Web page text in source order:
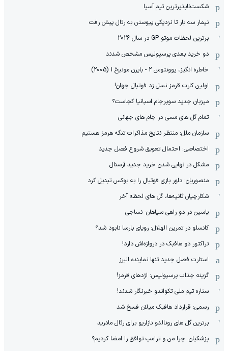
شکست‌ناپذیرترین تیم آسیا
نیمار سه بار تا نزدیکی پیوستن به رئال پیش رفت
برترین لحظات موتو GP در سال 2026
دو خرید بعدی پرسپولیس مشخص شدند
خاطره انگیز، یوونتوس 2 - بایرن مونیخ 1 (2005)
اولین کارت قرمز نسل زد فوتبال جهان!
میزبان جدید سوپرجام اسپانیا کجاست؟
تمام گل های مسی در جام های جهانی
سازمان ملل: منتظر نتایج مذاکرات تنگه هرمز هستیم
اختصاصی: احتمال تعویق شروع فصل جدید
مشکل در نهایی شدن خرید جدید آرسنال
منصوریان: داور بازی فوتبال را به بوکس تبدیل کرد
شکارچیان ثانیه‌ها، گل های لحظه آخر
یاسین در دو راهی سپاهان- نساجی
کانسلو در تمرین الهلال: رویای بارسا نابود شد؟
تراکتور دو هافبک در دروازه‌اش دارد!
استارت فصل جدید تنها نماینده البرز
گزینه جذاب پرسپولیس: اژدهای قرمز!
ستاره تیم ملی تکواندو خبرنگار شدند!
رسمی: قرارداد هافبک میلان فسخ شد
برترین گل های رونالدو نازاریو برای رئال مادرید
پزشکیان: چرا من و ترامپ توافق را امضا کردیم؟